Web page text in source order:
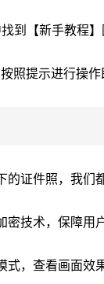
到【新手教程
照提示进行操
的证件照，我们
密技术，保障用
式，查看画面效